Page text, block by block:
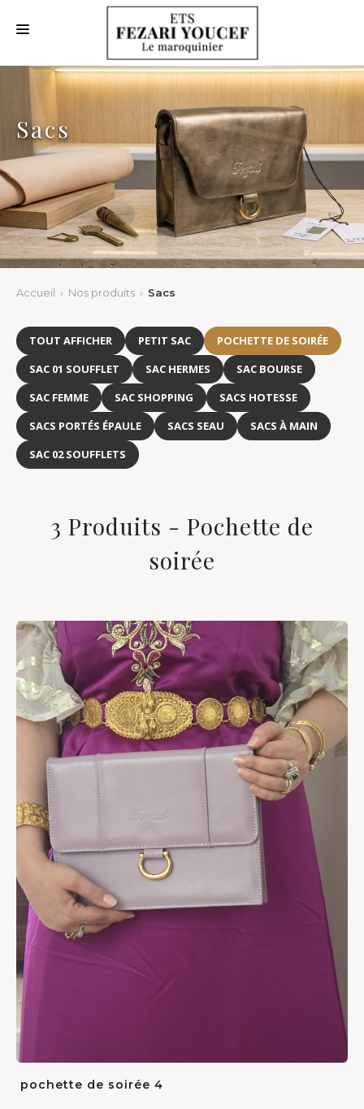
ACCUEIL
NOS NOUVEAUTÉS
NOS PRODUITS
NOS CLIENTS
NOUS CONTACTER
Sacs
Accueil › Nos produits › Sacs
TOUT AFFICHER PETIT SAC
POCHETTE DE SOIRÉE
SAC 01 SOUFFLET
SAC HERMES
SAC BOURSE
SAC FEMME
SAC SHOPPING
SACS HOTESSE
SACS PORTÉS ÉPAULE
SACS SEAU
SACS À MAIN
SAC 02 SOUFFLETS
3 Produits - Pochette de
soirée
pochette de soirée 4